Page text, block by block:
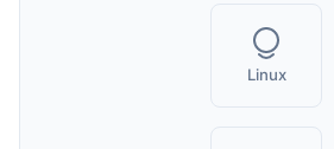
Linux